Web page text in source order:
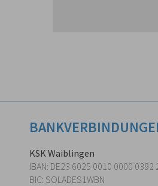
KSK Waiblingen
IBAN: DE23 6025 0010 0000 0392
BIC: SOLADES1WBN